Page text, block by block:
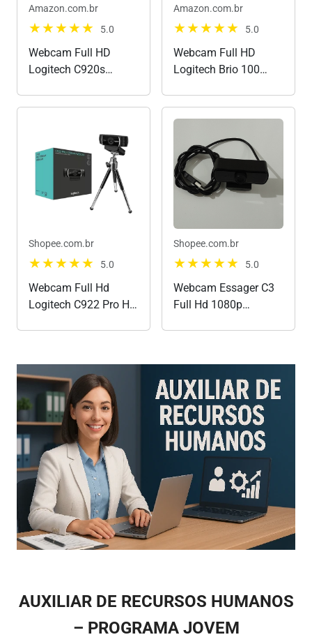
Amazon.com.br
5.0
Webcam Full HD
Logitech C920s
Zoom/Teams/Meet
ou até Criação de
conteúdo - Preto
Amazon.com.br
5.0
Webcam Full HD
Logitech Brio 100
Privacidade, Correção
Automática de
Luz,Câmera Web para
Monitor - Grafite
Shopee.com.br
5.0
Webcam Full Hd
Logitech C922 Pro Hd
Shopee.com.br
5.0
Webcam Essager C3
Full Hd 1080p
AUXILIAR DE RECURSOS HUMANOS
– PROGRAMA JOVEM